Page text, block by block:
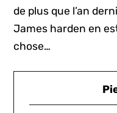
de plus que l’an
James harden en
chose…